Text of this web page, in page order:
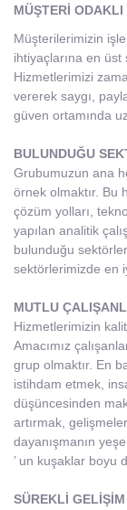
MÜŞTERİ
Müşterilerimizin
ihtiyaçlarına en
Hizmetlerimizi
vererek saygı,
güven ortamında
BULUNDUĞU
Grubumuzun ana
örnek olmaktır. Bu
çözüm yolları,
yapılan analitik
bulunduğu
sektörlerimizde en
MUTLU
Hizmetlerimizin
Amacımız
grup olmaktır. En
istihdam etmek,
düşüncesinden
artırmak,
dayanışmanın
’ un kuşaklar boyu
SÜREKLİ